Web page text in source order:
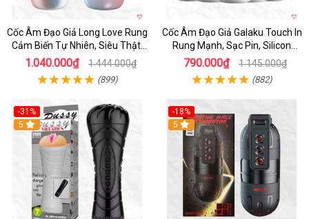
Cốc Âm Đạo Giả Long Love Rung
Cảm Biến Tự Nhiên, Siêu Thật,
Sướng
1.040.000₫ 1.444.000₫
(899)
Cốc Âm Đạo Giả Galaku Touch In
Rung Mạnh, Sạc Pin, Silicon
Mềm
790.000₫ 1.145.000₫
(882)
-31%
5
-18%
5